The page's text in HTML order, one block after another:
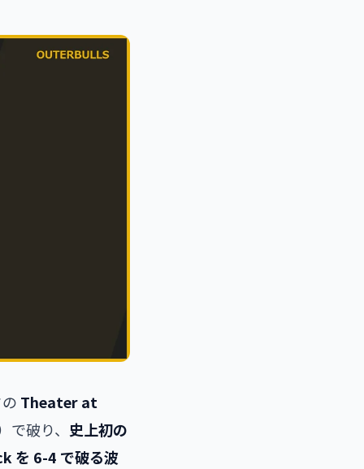
Theater at
破り、 史上初の
を 6-4 で破る波